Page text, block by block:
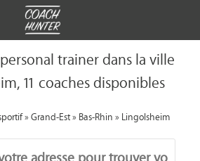
trainer dans la ville
11 coaches disponibles
»Grand-Est»Bas-Rhin»Lingolsheim